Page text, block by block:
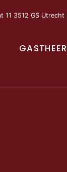
11 3512 GS